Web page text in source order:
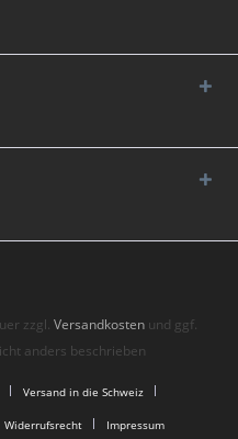
zzgl.Versandkosten und ggf.
anders beschrieben
Versand in die Schweiz
Widerrufsrecht Impressum